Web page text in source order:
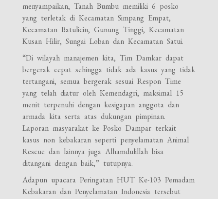
menyampaikan, Tanah Bumbu memiliki 6 posko
yang terletak di Kecamatan Simpang Empat,
Kecamatan Batulicin, Gunung Tinggi, Kecamatan
Kusan Hilir, Sungai Loban dan Kecamatan Satui.
“Di wilayah manajemen kita, Tim Damkar dapat
bergerak cepat sehingga tidak ada kasus yang tidak
tertangani, semua bergerak sesuai Respon Time
yang telah diatur oleh Kemendagri, maksimal 15
menit terpenuhi dengan kesigapan anggota dan
armada kita serta atas dukungan pimpinan.
Laporan masyarakat ke Posko Dampar terkait
kasus non kebakaran seperti penyelamatan Animal
Rescue dan lainnya juga Alhamdulillah bisa
ditangani dengan baik,” tutupnya.
Adapun upacara Peringatan HUT Ke-103 Pemadam
Kebakaran dan Penyelamatan Indonesia tersebut